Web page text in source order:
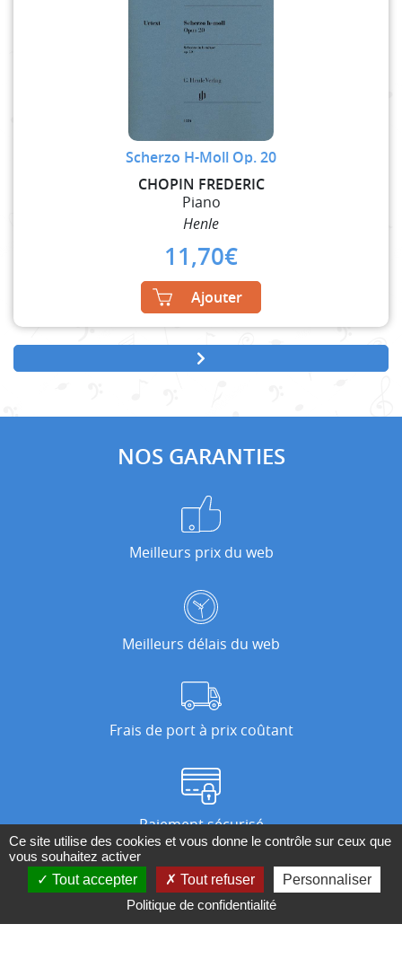
Scherzo H-Moll Op. 20
CHOPIN FREDERIC
Piano
Henle
11,70€
Ajouter
NOS GARANTIES
Meilleurs prix du web
Meilleurs délais du web
Frais de port à prix coûtant
Paiement sécurisé
Nos magasins
Ce site utilise des cookies et vous donne le contrôle sur ceux que
vous souhaitez activer
Tout accepter
Tout refuser
Personnaliser
Politique de confidentialité